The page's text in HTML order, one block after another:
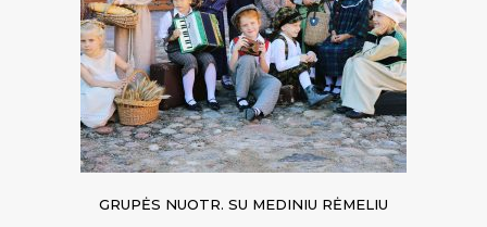
GRUPĖS NUOTR. SU MEDINIU RĖMELIU